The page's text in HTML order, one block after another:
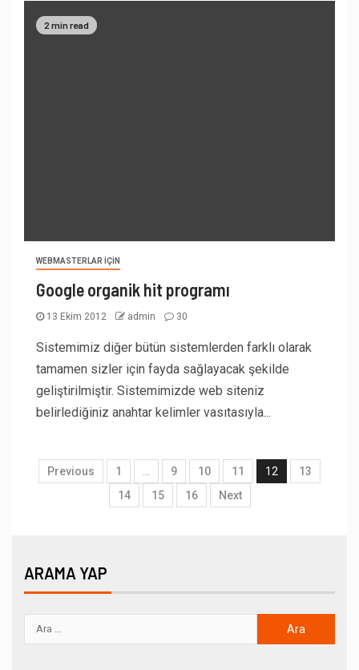
2 min read
WEBMASTERLAR İÇIN
Google organik hit programı
13 Ekim 2012 admin 30
Sistemimiz diğer bütün sistemlerden farklı olarak
tamamen sizler için fayda sağlayacak şekilde
geliştirilmiştir. Sistemimizde web siteniz
belirlediğiniz anahtar kelimler vasıtasıyla...
Previous 1 9 10 11 12
13
14
15 16 Next
ARAMA YAP